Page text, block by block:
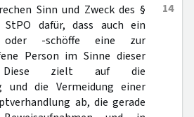
14
Sinn und Zweck des §
dafür, dass auch ein
oder -schöffe eine zur
Person im Sinne dieser
Diese zielt auf die
und die Vermeidung einer
ab, die gerade